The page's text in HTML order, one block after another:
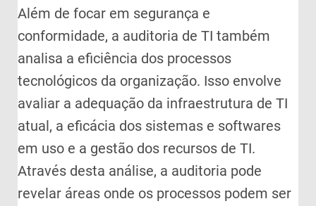
Além de focar em segurança e
conformidade, a auditoria de TI também
analisa a eficiência dos processos
tecnológicos da organização. Isso envolve
avaliar a adequação da infraestrutura de TI
atual, a eficácia dos sistemas e softwares
em uso e a gestão dos recursos de TI.
Através desta análise, a auditoria pode
revelar áreas onde os processos podem ser